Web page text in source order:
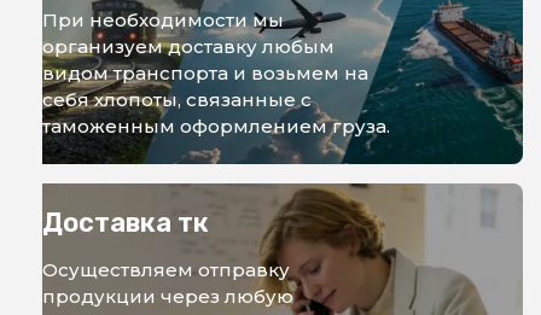
При необходимости мы
организуем доставку любым
видом транспорта и возьмем на
себя хлопоты, связанные с
таможенным оформлением груза.
Доставка тк
Осуществляем отправку
продукции через любую